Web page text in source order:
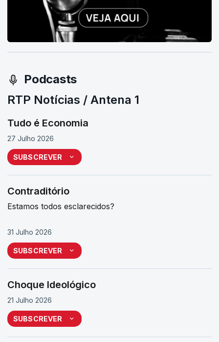
Podcasts
RTP Notícias / Antena 1
Tudo é Economia
27 Julho 2026
SUBSCREVER
Contraditório
Estamos todos esclarecidos?
31 Julho 2026
SUBSCREVER
Choque Ideológico
21 Julho 2026
SUBSCREVER